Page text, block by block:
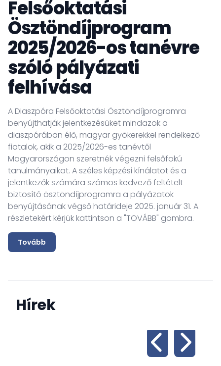
Felsőoktatási
Ösztöndíjprogram
2025/2026-os tanévre
szóló pályázati
felhívása
A Diaszpóra Felsőoktatási Ösztöndíjprogramra
benyújthatják jelentkezésüket mindazok a
diaszpórában élő, magyar gyökerekkel rendelkező
fiatalok, akik a 2025/2026-es tanévtől
Magyarországon szeretnék végezni felsőfokú
tanulmányaikat. A széles képzési kínálatot és a
jelentkezők számára számos kedvező feltételt
biztosító ösztöndíjprogramra a pályázatok
benyújtásának végső határideje 2025. január 31. A
részletekért kérjük kattintson a "TOVÁBB" gombra.
Tovább
Hírek